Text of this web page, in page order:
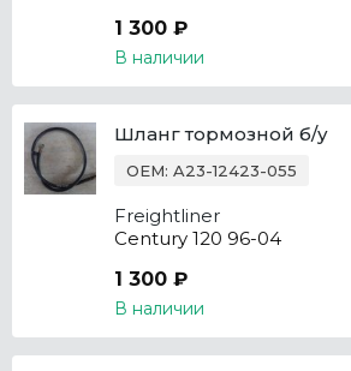
1 300 ₽
В наличии
Шланг тормозной б/у
OEM: A23-12423-055
Freightliner
Century 120 96-04
1 300 ₽
В наличии